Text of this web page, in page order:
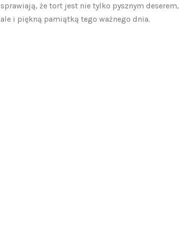
sprawiają, że tort jest nie tylko pysznym deserem,
ale i piękną pamiątką tego ważnego dnia.